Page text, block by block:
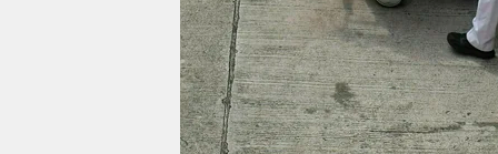
unterstützen
abo
genossenschaft